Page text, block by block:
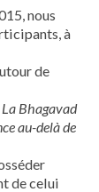
nous
à
de
La Bhagavad
au-delà de
de celui